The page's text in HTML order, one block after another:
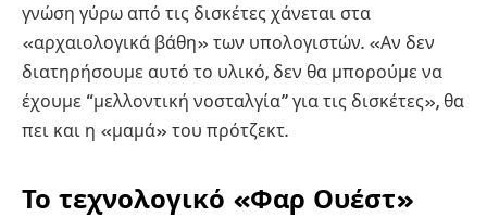
γνώση γύρω από τις δισκέτες χάνεται στα
«αρχαιολογικά βάθη» των υπολογιστών. «Αν δεν
διατηρήσουμε αυτό το υλικό, δεν θα μπορούμε να
έχουμε “μελλοντική νοσταλγία” για τις δισκέτες», θα
πει και η «μαμά» του πρότζεκτ.
Το τεχνολογικό «Φαρ Ουέστ»